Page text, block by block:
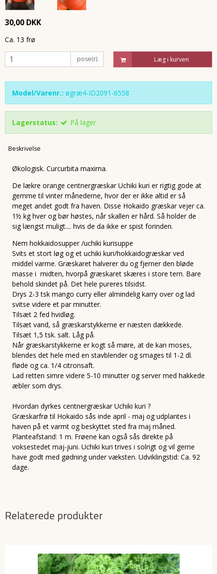
30,00 DKK
Ca. 13 frø
pose(r) Læg i kurven
Model/Varenr.: øgræ4-ID2091-6558
Lagerstatus: På lager
Beskrivelse
Økologisk. Curcurbita maxima.
De lækre orange centnergræskar Uchiki kuri er rigtig gode at
gemme til vinter månederne, hvor der er ikke altid er så
meget andet godt fra haven. Disse Hokaido græskar vejer ca.
1½ kg hver og bør høstes, når skallen er hård. Så holder de
sig længst muligt.... hvis de da ikke er spist forinden.
Nem hokkaidosupper /uchiki kurisuppe
Svits et stort løg og et uchiki kuri/hokkaidogræskar ved
middel varme. Græskaret halverer du og fjerner den bløde
masse i midten, hvorpå græskaret skæres i store tern. Bare
behold skindet på. Det hele pureres tilsidst.
Drys 2-3 tsk mango curry eller almindelig karry over og lad
svitse videre et par minutter.
Tilsæt 2 fed hvidløg.
Tilsæt vand, så græskarstykkerne er næsten dækkede.
Tilsæt 1,5 tsk. salt. Låg på.
Når græskarstykkerne er kogt så møre, at de kan moses,
blendes det hele med en stavblender og smages til 1-2 dl.
fløde og ca. 1/4 citronsaft.
Lad retten simre videre 5-10 minutter og server med hakkede
æbler som drys.
Hvordan dyrkes centnergræskar Uchiki kuri ?
Græskarfrø til Hokaido sås inde april - maj og udplantes i
haven på et varmt og beskyttet sted fra maj måned.
Planteafstand: 1 m. Frøene kan også sås direkte på
voksestedet maj-juni. Uchiki kuri trives i solrigt og vil gerne
have godt med gødning under væksten. Udviklingstid: Ca. 92
dage.
Relaterede produkter